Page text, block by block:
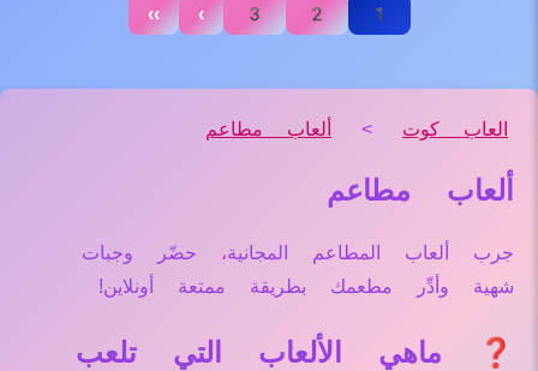
1
2
3
›
››
العاب كوت > ألعاب مطاعم
ألعاب مطاعم
جرب ألعاب المطاعم المجانية، حضّر وجبات
شهية وأدِّر مطعمك بطريقة ممتعة أونلاين!
❓ ماهي الألعاب التي تلعب